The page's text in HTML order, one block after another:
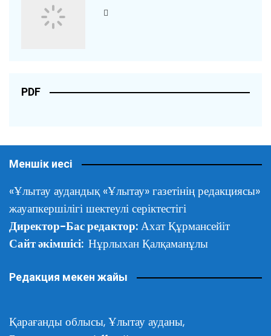
PDF
Меншік иесі
«Ұлытау аудандық «Ұлытау» газетінің редакциясы»
жауапкершілігі шектеулі серіктестігі
Директор-Бас редактор: Ахат Құрмансейіт
Сайт әкімшісі: Нұрлыхан Қалқаманұлы
Редакция мекен жайы
Қарағанды облысы, Ұлытау ауданы,